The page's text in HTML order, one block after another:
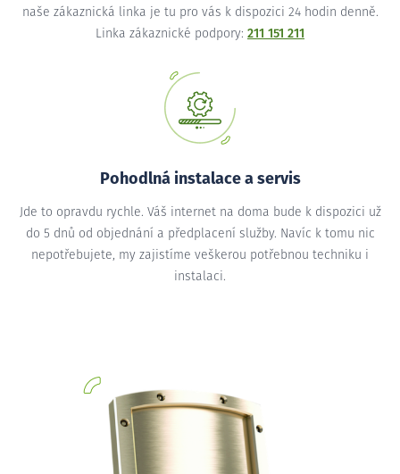
naše zákaznická linka je tu pro vás k dispozici 24 hodin denně.
Linka zákaznické podpory: 211 151 211
Pohodlná instalace a servis
Jde to opravdu rychle. Váš internet na doma bude k dispozici už
do 5 dnů od objednání a předplacení služby. Navíc k tomu nic
nepotřebujete, my zajistíme veškerou potřebnou techniku i
instalaci.